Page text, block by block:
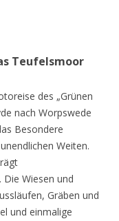
Teufelsmoor
des „Grünen
nach Worpswede
Besondere
Weiten.
Wiesen und
Gräben und
und einmalige